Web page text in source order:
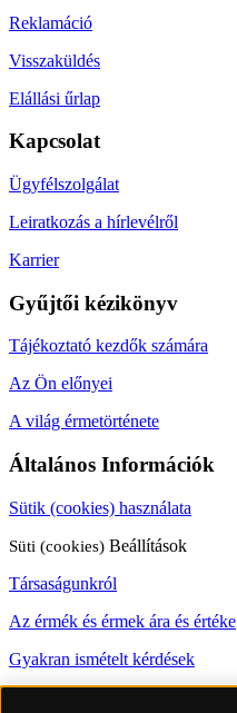
Reklamáció
Visszaküldés
Elállási űrlap
Kapcsolat
Ügyfélszolgálat
Leiratkozás a hírlevélről
Karrier
Gyűjtői kézikönyv
Tájékoztató kezdők számára
Az Ön előnyei
A világ érmetörténete
Általános Információk
Sütik (cookies) használata
Süti (cookies) Beállítások
Társaságunkról
Az érmék és érmek ára és értéke
Gyakran ismételt kérdések